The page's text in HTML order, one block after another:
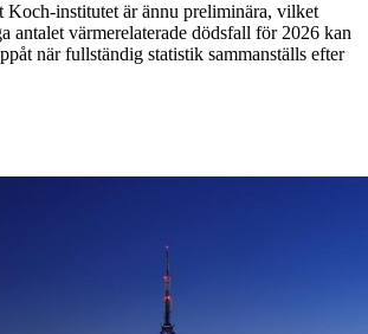
Koch-institutet är ännu preliminära, vilket
antalet värmerelaterade dödsfall för 2026 kan
när fullständig statistik sammanställs efter